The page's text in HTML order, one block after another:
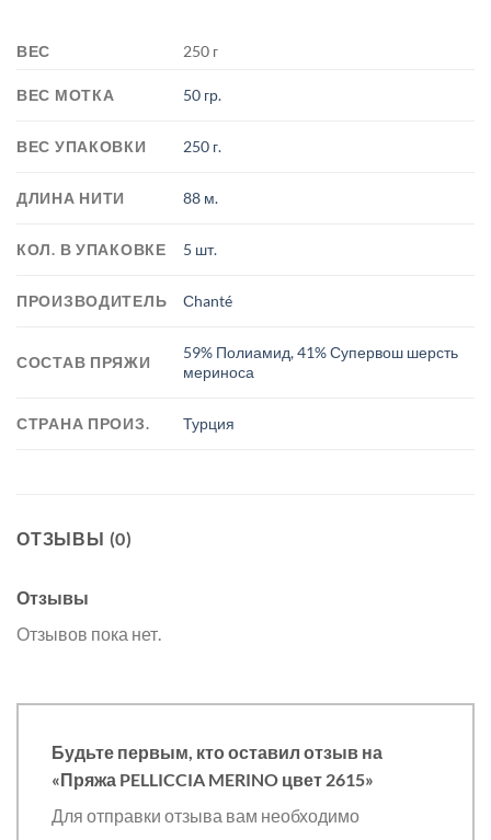
ВЕС 250 г
ВЕС МОТКА 50 гр.
ВЕС УПАКОВКИ 250 г.
ДЛИНА НИТИ 88 м.
КОЛ. В УПАКОВКЕ 5 шт.
ПРОИЗВОДИТЕЛЬ Сhanté
СОСТАВ ПРЯЖИ
59% Полиамид, 41% Супервош шерсть
мериноса
СТРАНА ПРОИЗ. Турция
ОТЗЫВЫ (0)
Отзывы
Отзывов пока нет.
Будьте первым, кто оставил отзыв на
«Пряжа PELLICCIA MERINO цвет 2615»
Для отправки отзыва вам необходимо